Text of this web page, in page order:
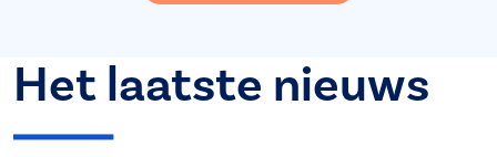
Het laatste nieuws